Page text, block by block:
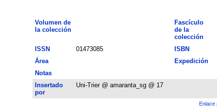
Volumen de
la colección
Fascículo
de la
colección
ISSN
01473085
ISBN
Área
Expedición
Notas
Insertado
por
Uni-Trier @ amaranta_sg @ 17
Enlace